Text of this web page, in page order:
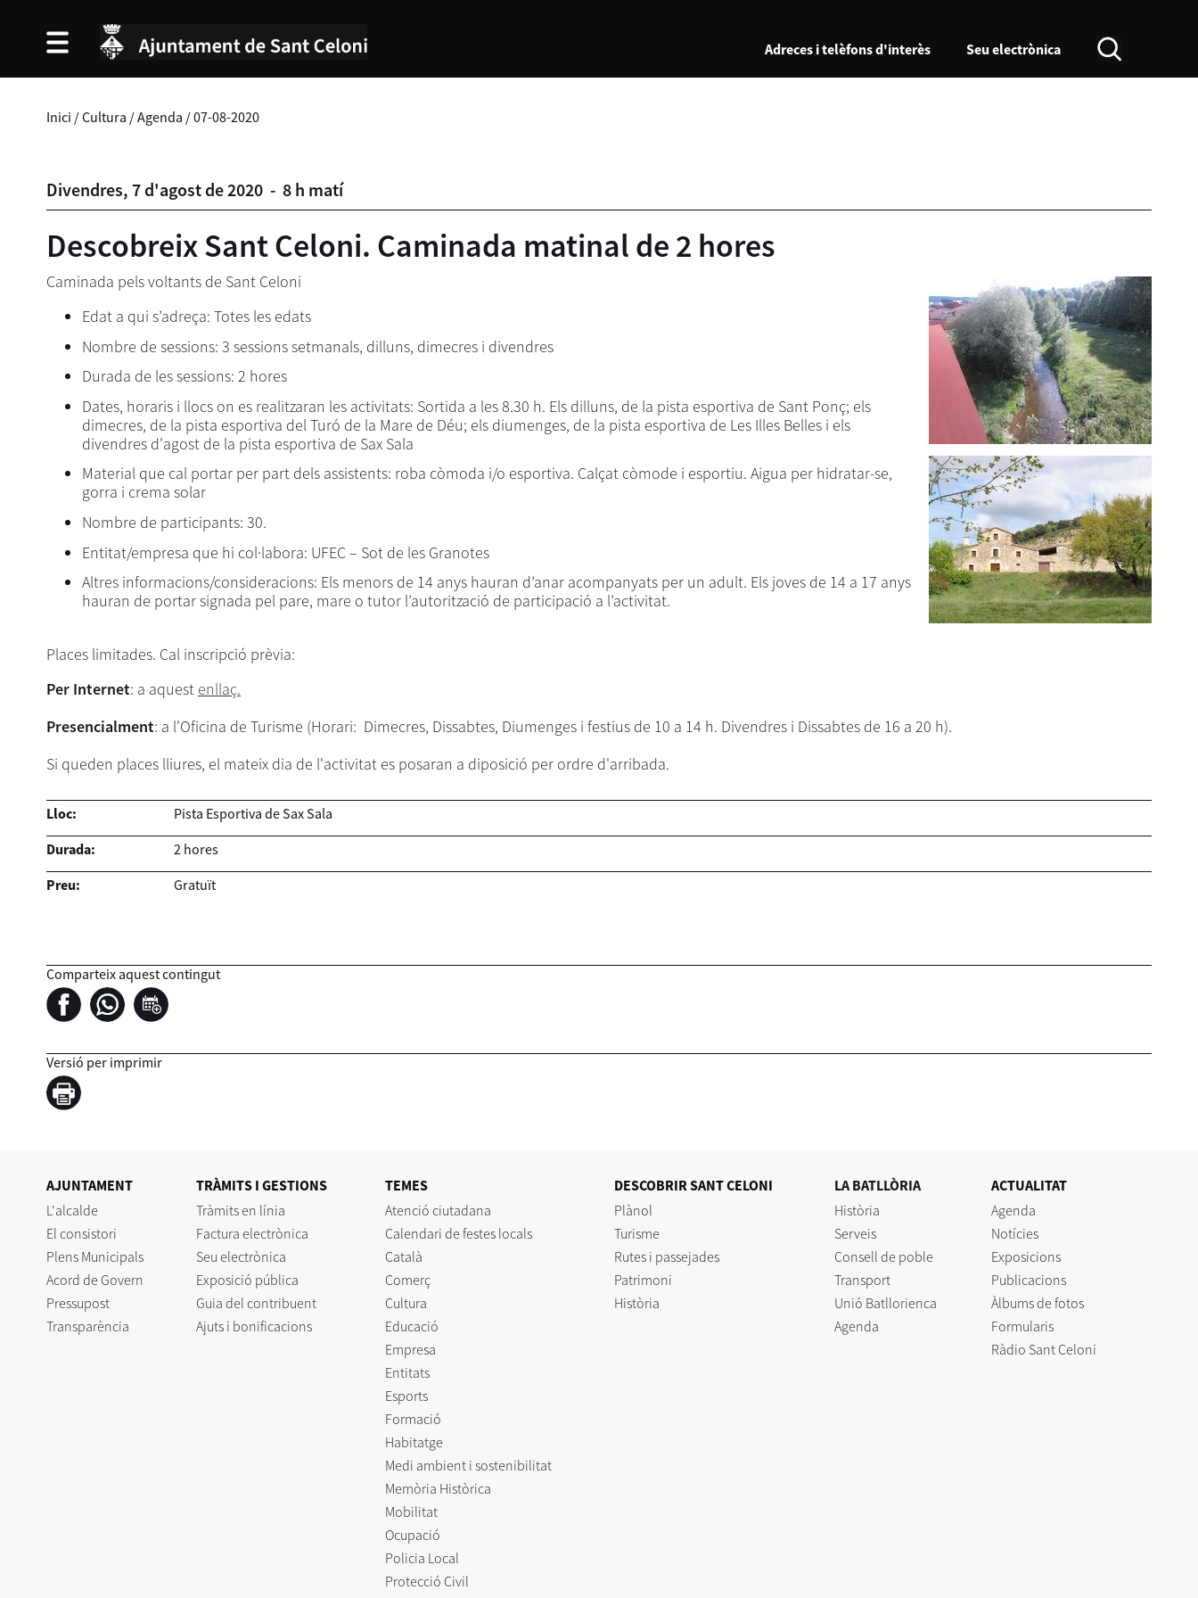
Adreces i telèfons d'interès Seu electrònica
Inici /Cultura /Agenda /07-08-2020
Divendres, 7 d'agost de2020 - 8 h matí
Descobreix Sant Celoni. Caminada matinal de 2 hores
Caminada pels voltants de Sant Celoni
Edat a qui s’adreça: Totes les edats
Nombre de sessions: 3 sessions setmanals, dilluns, dimecres i divendres
Durada de les sessions: 2 hores
Dates, horaris i llocs on es realitzaran les activitats: Sortida a les 8.30 h. Els dilluns, de la pista esportiva de Sant Ponç; els
dimecres, de la pista esportiva del Turó de la Mare de Déu; els diumenges, de la pista esportiva de Les Illes Belles i els
divendres d'agost de la pista esportiva de Sax Sala
Material que cal portar per part dels assistents: roba còmoda i/o esportiva. Calçat còmode i esportiu. Aigua per hidratar-se,
gorra i crema solar
Nombre de participants: 30.
Entitat/empresa que hi col·labora: UFEC – Sot de les Granotes
Altres informacions/consideracions: Els menors de 14 anys hauran d’anar acompanyats per un adult. Els joves de 14 a 17 anys
hauran de portar signada pel pare, mare o tutor l’autorització de participació a l’activitat.
Places limitades. Cal inscripció prèvia:
Per Internet: a aquest enllaç.
Presencialment: a l'Oficina de Turisme (Horari: Dimecres, Dissabtes, Diumenges i festius de 10 a 14 h. Divendres i Dissabtes de 16 a 20 h).
Si queden places lliures, el mateix dia de l'activitat es posaran a diposició per ordre d'arribada.
Lloc:
Pista Esportiva de Sax Sala
Durada:
2 hores
Preu:
Gratuït
Comparteix aquest contingut
Versió per imprimir
AJUNTAMENT
L'alcalde
El consistori
Plens Municipals
Acord de Govern
Pressupost
Transparència
TRÀMITS I GESTIONS
Tràmits en línia
Factura electrònica
Seu electrònica
Exposició pública
Guia del contribuent
Ajuts i bonificacions
TEMES
Atenció ciutadana
Calendari de festes locals
Català
Comerç
Cultura
Educació
Empresa
Entitats
Esports
Formació
Habitatge
Medi ambient i sostenibilitat
Memòria Històrica
Mobilitat
Ocupació
Policia Local
Protecció Civil
DESCOBRIR SANT CELONI
Plànol
Turisme
Rutes i passejades
Patrimoni
Història
LA BATLLÒRIA
Història
Serveis
Consell de poble
Transport
Unió Batllorienca
Agenda
ACTUALITAT
Agenda
Notícies
Exposicions
Publicacions
Àlbums de fotos
Formularis
Ràdio Sant Celoni